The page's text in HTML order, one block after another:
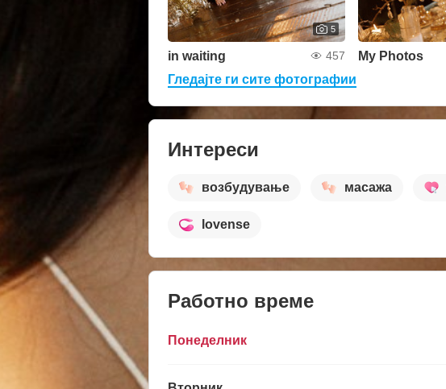
5
in waiting 457 My Photos
Гледајте ги сите фотографии
Интереси
возбудување масажа
lovense
Работно време
Понеделник